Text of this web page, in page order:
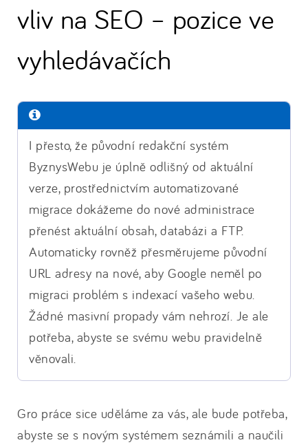
vliv na SEO – pozice ve
vyhledávačích
I přesto, že původní redakční systém
ByznysWebu je úplně odlišný od aktuální
verze, prostřednictvím automatizované
migrace dokážeme do nové administrace
přenést aktuální obsah, databázi a FTP.
Automaticky rovněž přesměrujeme původní
URL adresy na nové, aby Google neměl po
migraci problém s indexací vašeho webu.
Žádné masivní propady vám nehrozí. Je ale
potřeba, abyste se svému webu pravidelně
věnovali.
Gro práce sice uděláme za vás, ale bude potřeba,
abyste se s novým systémem seznámili a naučili